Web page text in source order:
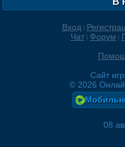
Вход
Чат
Форум
Сайт
© 2026
08